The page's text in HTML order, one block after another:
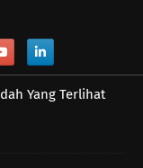
Yang Terlihat